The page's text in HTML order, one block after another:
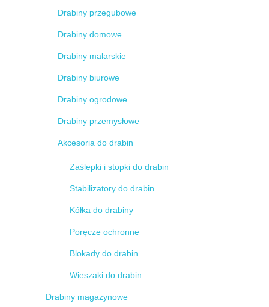
Drabiny przegubowe
Drabiny domowe
Drabiny malarskie
Drabiny biurowe
Drabiny ogrodowe
Drabiny przemysłowe
Akcesoria do drabin
Zaślepki i stopki do drabin
Stabilizatory do drabin
Kółka do drabiny
Poręcze ochronne
Blokady do drabin
Wieszaki do drabin
Drabiny magazynowe